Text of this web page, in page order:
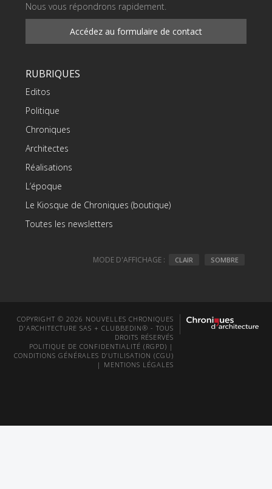
Nous vous répondrons rapidement.
Accédez au formulaire de contact
RUBRIQUES
Editos
Politique
Chroniques
Architectes
Réalisations
L’époque
Le Kiosque de Chroniques (boutique)
Toutes les newsletters
MODE D'AFFICHAGE : CLAIR SOMBRE
COPYRIGHT © 2026 NOUVELLES CHRONIQUES
D'ARCHITECTURE SAS + CLUBBEDIN® - TOUS
DROITS RÉSERVÉS
POLITIQUE DE CONFIDENTIALITÉ (RGPD) |
CONDITIONS GÉNÉRALES D’UTILISATION (CGU)
| MENTIONS LÉGALES